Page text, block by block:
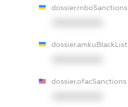
dossier.rnboSanctions
dossier.amkuBlackList
dossier.ofacSanctions